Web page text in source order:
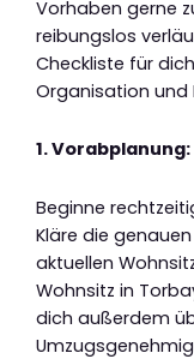
Vorhaben gerne
reibungslos
Checkliste für
Organisation und
1. Vorabplanung:
Beginne
Kläre die
aktuellen
Wohnsitz in
dich außerdem